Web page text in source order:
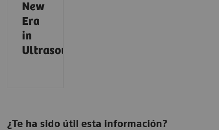
New
Era
in
Ultrasound
¿Te ha sido útil esta información?